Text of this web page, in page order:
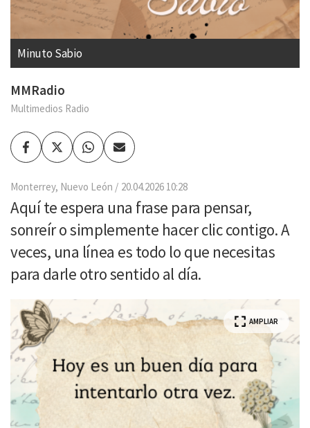
Minuto Sabio
MMRadio
Multimedios Radio
FacebookTwitterWhatsapp
Enviar
por
Monterrey, Nuevo León 20.04.2026 10:28
Aquí te espera una frase para pensar,
sonreír o simplemente hacer clic contigo. A
veces, una línea es todo lo que necesitas
para darle otro sentido al día.
AMPLIAR